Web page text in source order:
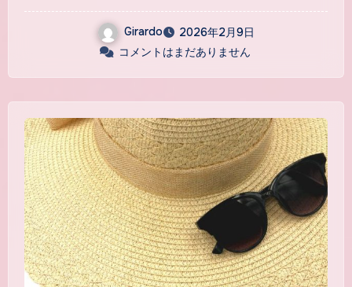
Girardo
2026年2月9日
コメントはまだありません